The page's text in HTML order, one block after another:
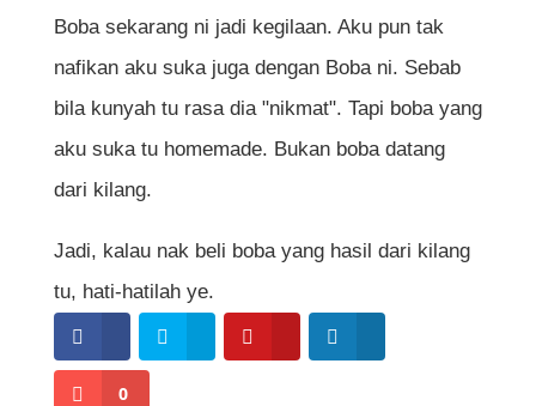
Boba sekarang ni jadi kegilaan. Aku pun tak
nafikan aku suka juga dengan Boba ni. Sebab
bila kunyah tu rasa dia "nikmat". Tapi boba yang
aku suka tu homemade. Bukan boba datang
dari kilang.
Jadi, kalau nak beli boba yang hasil dari kilang
tu, hati-hatilah ye.
0